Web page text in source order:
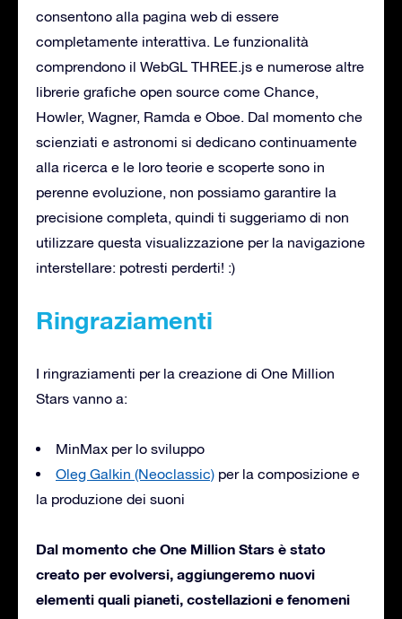
consentono alla pagina web di essere
completamente interattiva. Le funzionalità
comprendono il WebGL THREE.js e numerose altre
librerie grafiche open source come Chance,
Howler, Wagner, Ramda e Oboe. Dal momento che
scienziati e astronomi si dedicano continuamente
alla ricerca e le loro teorie e scoperte sono in
perenne evoluzione, non possiamo garantire la
precisione completa, quindi ti suggeriamo di non
utilizzare questa visualizzazione per la navigazione
interstellare: potresti perderti! :)
Ringraziamenti
I ringraziamenti per la creazione di One Million
Stars vanno a:
MinMax per lo sviluppo
Oleg Galkin (Neoclassic) per la composizione e
la produzione dei suoni
Dal momento che One Million Stars è stato
creato per evolversi, aggiungeremo nuovi
elementi quali pianeti, costellazioni e fenomeni